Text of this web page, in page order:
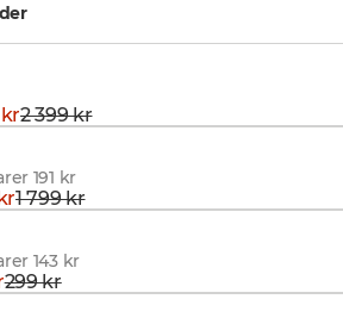
2 399 kr
191 kr
1 799 kr
143 kr
299 kr